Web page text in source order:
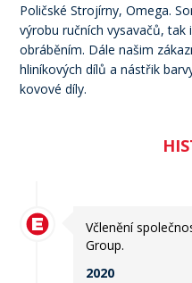
Poličské Strojírny, Omega.
výrobu ručních vysavačů,
obráběním. Dále našim
hliníkových dílů a nástřik
kovové díly.
Včlenění
Group.
2020